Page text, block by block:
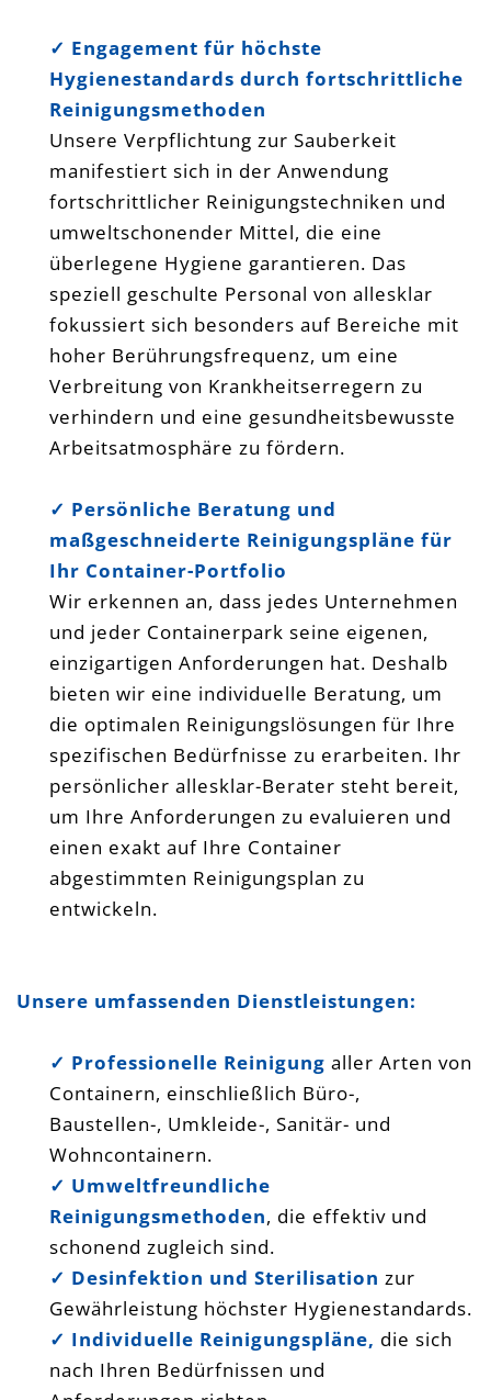
✓ Engagement für höchste
Hygienestandards durch fortschrittliche
Reinigungsmethoden
Unsere Verpflichtung zur Sauberkeit
manifestiert sich in der Anwendung
fortschrittlicher Reinigungstechniken und
umweltschonender Mittel, die eine
überlegene Hygiene garantieren. Das
speziell geschulte Personal von allesklar
fokussiert sich besonders auf Bereiche mit
hoher Berührungsfrequenz, um eine
Verbreitung von Krankheitserregern zu
verhindern und eine gesundheitsbewusste
Arbeitsatmosphäre zu fördern.
✓ Persönliche Beratung und
maßgeschneiderte Reinigungspläne für
Ihr Container-Portfolio
Wir erkennen an, dass jedes Unternehmen
und jeder Containerpark seine eigenen,
einzigartigen Anforderungen hat. Deshalb
bieten wir eine individuelle Beratung, um
die optimalen Reinigungslösungen für Ihre
spezifischen Bedürfnisse zu erarbeiten. Ihr
persönlicher allesklar-Berater steht bereit,
um Ihre Anforderungen zu evaluieren und
einen exakt auf Ihre Container
abgestimmten Reinigungsplan zu
entwickeln.
Unsere umfassenden Dienstleistungen:
✓ Professionelle Reinigung aller Arten von
Containern, einschließlich Büro-,
Baustellen-, Umkleide-, Sanitär- und
Wohncontainern.
✓ Umweltfreundliche
Reinigungsmethoden, die effektiv und
schonend zugleich sind.
✓ Desinfektion und Sterilisation zur
Gewährleistung höchster Hygienestandards.
✓ Individuelle Reinigungspläne, die sich
nach Ihren Bedürfnissen und